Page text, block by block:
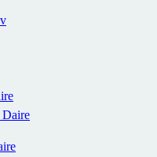
Daire